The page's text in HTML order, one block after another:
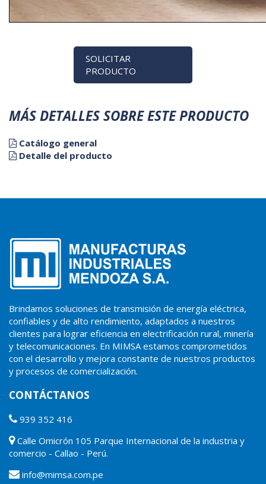
SOLICITAR
PRODUCTO
MÁS DETALLES SOBRE ESTE PRODUCTO
Catálogo general
Detalle del producto
Brindamos soluciones de transmisión de energía eléctrica,
confiables y de alto rendimiento, adaptados a nuestros
clientes para lograr eficiencia en electrificación rural, minería
y telecomunicaciones. En MIMSA estamos comprometidos
con el desarrollo y mejora constante de nuestros productos
y procesos de comercialización.
CONTÁCTANOS
939 352 416
Calle Omicrón 105 Parque Internacional de la industria y
comercio - Callao - Perú.
info@mimsa.com.pe